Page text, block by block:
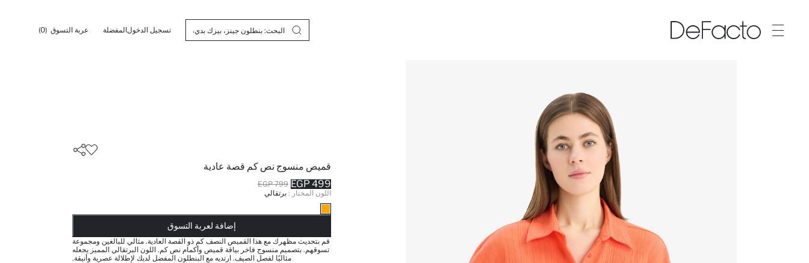
تسجيل الدخولالمفضلة عربة التسوق (0)
قميص منسوج نص كم قصة عادية
799 EGP 499 EGP
اللون المختار : برتقالي
إضافة لعربة التسوق
قم بتحديث مظهرك مع هذا القميص النصف كم ذو القصة العادية. مثالي للبالغين ومجموعة
تسوقهم. بتصميم منسوج فاخر بياقة قميص وأكمام نص كم. اللون البرتقالي المميز يجعله
مثاليًا لفصل الصيف. ارتديه مع البنطلون المفضل لديك لإطلالة عصرية وأنيقة.